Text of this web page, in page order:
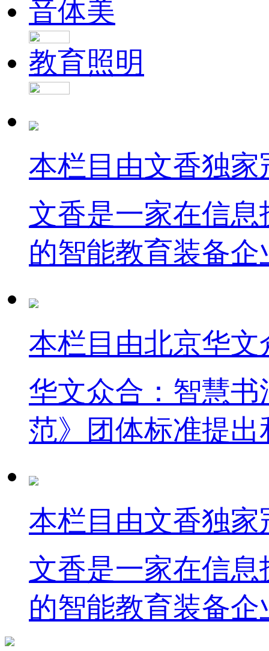
音体美
教育照明
本栏目由文香独家
文香是一家在信
的智能教育装备企
本栏目由北京华
华文众合：智慧
范》团体标准提
本栏目由文香独家
文香是一家在信
的智能教育装备企